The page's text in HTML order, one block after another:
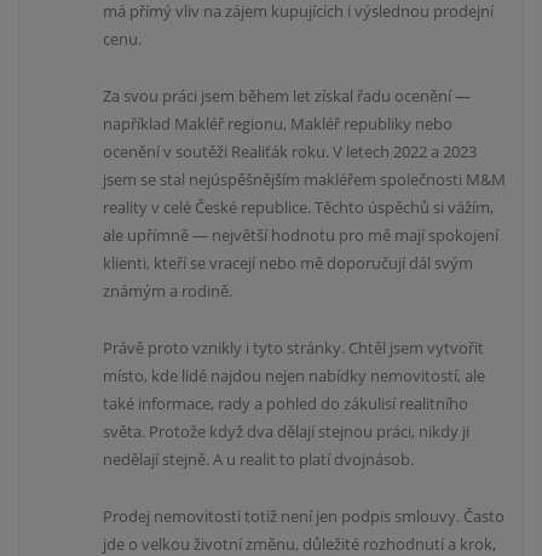
má přímý vliv na zájem kupujících i výslednou prodejní
cenu.
Za svou práci jsem během let získal řadu ocenění —
například Makléř regionu, Makléř republiky nebo
ocenění v soutěži Realiťák roku. V letech 2022 a 2023
jsem se stal nejúspěšnějším makléřem společnosti M&M
reality v celé České republice. Těchto úspěchů si vážím,
ale upřímně — největší hodnotu pro mě mají spokojení
klienti, kteří se vracejí nebo mě doporučují dál svým
známým a rodině.
Právě proto vznikly i tyto stránky. Chtěl jsem vytvořit
místo, kde lidé najdou nejen nabídky nemovitostí, ale
také informace, rady a pohled do zákulisí realitního
světa. Protože když dva dělají stejnou práci, nikdy ji
nedělají stejně. A u realit to platí dvojnásob.
Prodej nemovitosti totiž není jen podpis smlouvy. Často
jde o velkou životní změnu, důležité rozhodnutí a krok,